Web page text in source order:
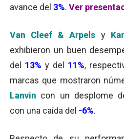
avance del 3%. Ver
Van Cleef & Arpels y
exhibieron un buen
del 13% y del 11%,
marcas que mostraron
Lanvin con un desplome
con una caída del -6%.